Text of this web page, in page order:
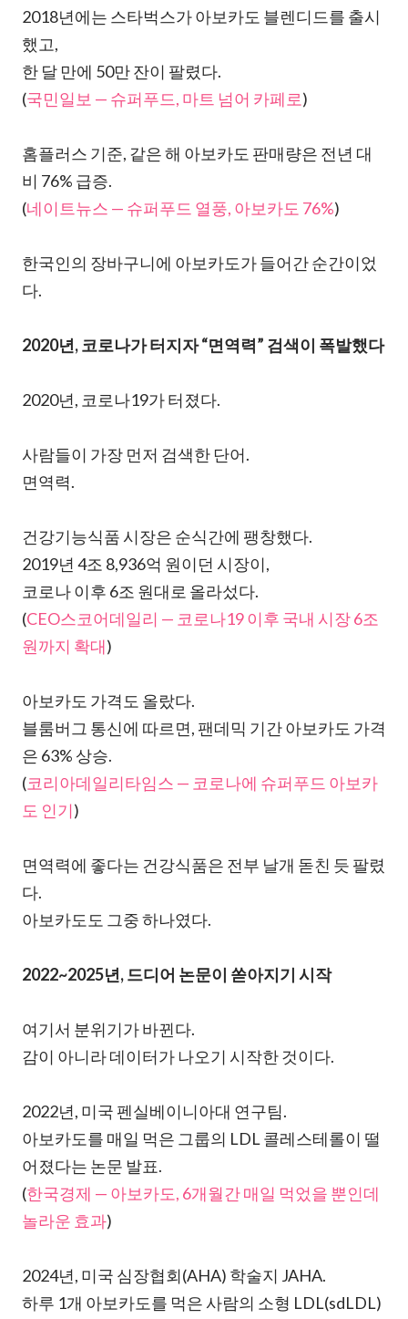
2018년에는 스타벅스가 아보카도 블렌디드를 출시
했고,
한 달 만에 50만 잔이 팔렸다.
(국민일보 — 슈퍼푸드, 마트 넘어 카페로)
홈플러스 기준, 같은 해 아보카도 판매량은 전년 대
비 76% 급증.
(네이트뉴스 — 슈퍼푸드 열풍, 아보카도 76%)
한국인의 장바구니에 아보카도가 들어간 순간이었
다.
2020년, 코로나가 터지자 “면역력” 검색이 폭발했다
2020년, 코로나19가 터졌다.
사람들이 가장 먼저 검색한 단어.
면역력.
건강기능식품 시장은 순식간에 팽창했다.
2019년 4조 8,936억 원이던 시장이,
코로나 이후 6조 원대로 올라섰다.
(CEO스코어데일리 — 코로나19 이후 국내 시장 6조
원까지 확대)
아보카도 가격도 올랐다.
블룸버그 통신에 따르면, 팬데믹 기간 아보카도 가격
은 63% 상승.
(코리아데일리타임스 — 코로나에 슈퍼푸드 아보카
도 인기)
면역력에 좋다는 건강식품은 전부 날개 돋친 듯 팔렸
다.
아보카도도 그중 하나였다.
2022~2025년, 드디어 논문이 쏟아지기 시작
여기서 분위기가 바뀐다.
감이 아니라 데이터가 나오기 시작한 것이다.
2022년, 미국 펜실베이니아대 연구팀.
아보카도를 매일 먹은 그룹의 LDL 콜레스테롤이 떨
어졌다는 논문 발표.
(한국경제 — 아보카도, 6개월간 매일 먹었을 뿐인데
놀라운 효과)
2024년, 미국 심장협회(AHA) 학술지 JAHA.
하루 1개 아보카도를 먹은 사람의 소형 LDL(sdLDL)